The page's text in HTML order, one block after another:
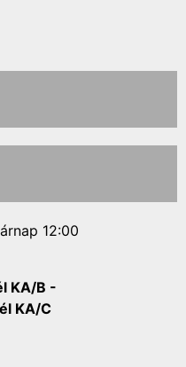
12:00
KA/B -
KA/C